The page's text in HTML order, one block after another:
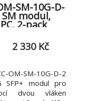
SM-10G-D-
SM modul,
2-pack
2 330 Kč
OM-SM-10G-D-2
SFP+ modul pro
dvou vláken